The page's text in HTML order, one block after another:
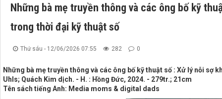
Những bà mẹ truyền thông và các ông bố kỹ
trong thời đại kỹ thuật số
Thứ sáu - 12/06/2026 07:55 282 0
Những bà mẹ truyền thông và các ông bố kỹ thuật số : Xử lý nỗi sợ
Uhls; Quách Kim dịch. - H. : Hồng Đức, 2024. - 279tr.; 21cm
Tên sách tiếng Anh: Media moms & digital dads